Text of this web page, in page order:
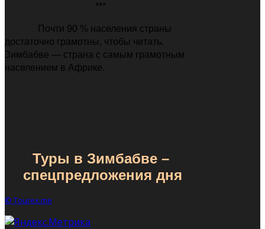
***
Почти 90 % населения страны
достаточно грамотны, чтобы читать.
Зимбабве — страна с самым грамотным
населением в Африке.
Туры в Зимбабве –
спецпредложения дня
© Tourex.me